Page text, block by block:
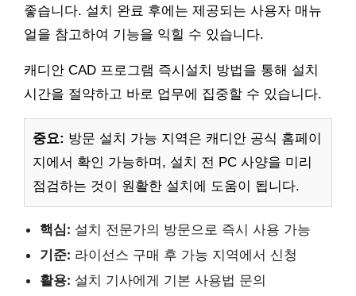
좋습니다. 설치 완료 후에는 제공되는 사용자 매뉴
얼을 참고하여 기능을 익힐 수 있습니다.
캐디안 CAD 프로그램 즉시설치 방법을 통해 설치
시간을 절약하고 바로 업무에 집중할 수 있습니다.
중요: 방문 설치 가능 지역은 캐디안 공식 홈페이
지에서 확인 가능하며, 설치 전 PC 사양을 미리
점검하는 것이 원활한 설치에 도움이 됩니다.
핵심: 설치 전문가의 방문으로 즉시 사용 가능
기준: 라이선스 구매 후 가능 지역에서 신청
활용: 설치 기사에게 기본 사용법 문의